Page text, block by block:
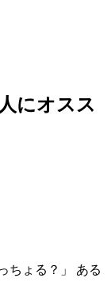
にオスス
ちょる？」 ある